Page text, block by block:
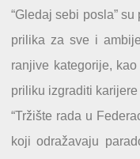
“Gledaj sebi posla”
prilika za sve i
ranjive kategorije,
priliku izgraditi karijere
“Tržište rada u
koji odražavaju